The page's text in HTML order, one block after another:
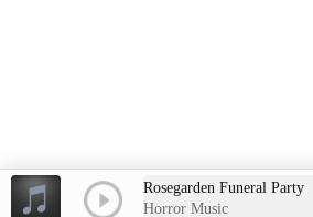
Rosegarden Funeral Party
Horror Music